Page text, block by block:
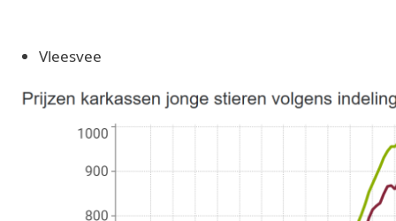
Vleesvee
Image